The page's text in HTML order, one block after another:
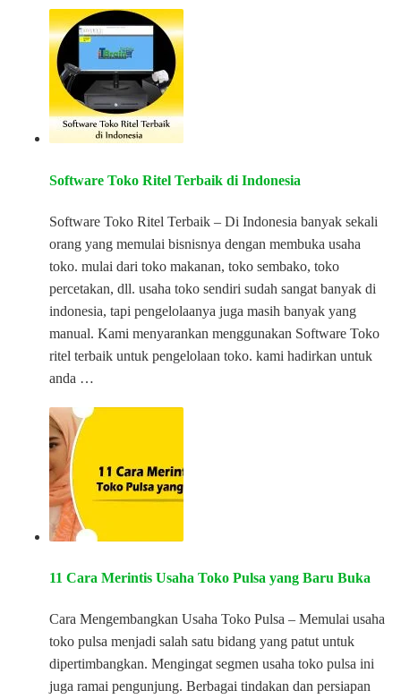
Software Toko Ritel Terbaik di Indonesia
Software Toko Ritel Terbaik – Di Indonesia banyak sekali
orang yang memulai bisnisnya dengan membuka usaha
toko. mulai dari toko makanan, toko sembako, toko
percetakan, dll. usaha toko sendiri sudah sangat banyak di
indonesia, tapi pengelolaanya juga masih banyak yang
manual. Kami menyarankan menggunakan Software Toko
ritel terbaik untuk pengelolaan toko. kami hadirkan untuk
anda …
11 Cara Merintis Usaha Toko Pulsa yang Baru Buka
Cara Mengembangkan Usaha Toko Pulsa – Memulai usaha
toko pulsa menjadi salah satu bidang yang patut untuk
dipertimbangkan. Mengingat segmen usaha toko pulsa ini
juga ramai pengunjung. Berbagai tindakan dan persiapan